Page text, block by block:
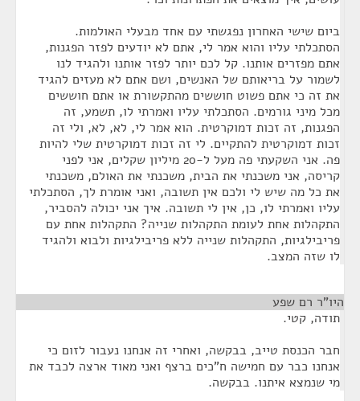
ביום שישי האחרון נפגשתי עם אחד מבעלי האולמות.
הסתכלתי עליו והוא אמר לי, אתם לא יודעים לפזר הפגנות,
אתם מפזרים אותנו. קל לכם יותר לפזר אותנו ולהגיד לנו
לשמור על בריאותם של האנשים, ושם אתם לא מעזים להגיד
את זה כי אתם פשוט חוששים מהתקשורת או אתם חוששים
מכל מיני גורמים. הסתכלתי עליו ואמרתי לו, תשמע, זה
הפגנות, זה זכות דמוקרטית. הוא אמר לי, לא, לא, ולי זה
זכות דמוקרטית להתקיים. לי זה זכות דמוקרטית שלי להיות
פה. אני השקעתי פה מעל ל-20 מיליון שקלים, אני לפני
קריסה, אני משכנתי את הבית, משכנתי את האולם, משכנתי
את כל מה שיש לי ולכם אין תשובה, ואני אומרת לך, הסתכלתי
עליו ואמרתי לו, כן, אין לי תשובה. איך אני יכולה להסביר,
התקהלות אחת לעומת התקהלות שנייה? התקהלות אחת עם
פריבילגיות, התקהלות שנייה ללא פריבילגיות ולבוא ולהגיד
לו שזה המצב.
היו"ר רם שפע
תודה, קטי.
חבר הכנסת טייב, בבקשה, ואחרי זה אנחנו נעבור לזום כי
אנחנו כבר עם חמישה ח"כים ברצף ואני מאוד ארצה לכבד את
מי שנמצא איתנו. בבקשה.